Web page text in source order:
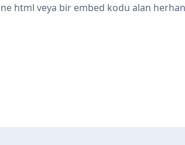
html veya bir embed kodu alan